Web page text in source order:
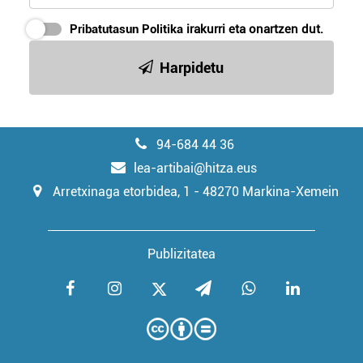
Pribatutasun Politika irakurri eta onartzen dut.
Harpidetu
94-684 44 36
lea-artibai@hitza.eus
Arretxinaga etorbidea, 1 - 48270 Markina-Xemein
Publizitatea